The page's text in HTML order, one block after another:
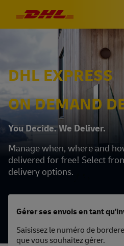
DHL EXPRESS
ON DEMAND
You Decide. We Deliver.
Manage when, where and
delivered for free! Select
delivery options.
Gérer ses envois en tant
Saisissez le numéro de
que vous souhaitez gérer.